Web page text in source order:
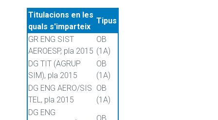
Titulacions en les
quals s'imparteix
Tipus
GR ENG SIST
AEROESP, pla 2015
OB
(1A)
DG TIT (AGRUP
SIM), pla 2015
OB
(1A)
DG ENG AERO/SIS
TEL, pla 2015
OB
(1A)
DG ENG